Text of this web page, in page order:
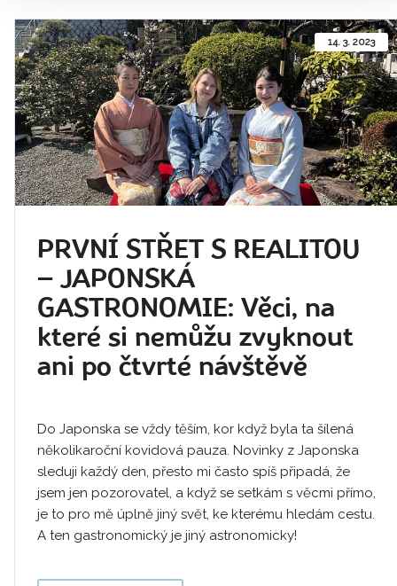
14. 3. 2023
PRVNÍ STŘET S REALITOU
– JAPONSKÁ
GASTRONOMIE: Věci, na
které si nemůžu zvyknout
ani po čtvrté návštěvě
Do Japonska se vždy těším, kor když byla ta šílená
několikaroční kovidová pauza. Novinky z Japonska
sleduji každý den, přesto mi často spíš připadá, že
jsem jen pozorovatel, a když se setkám s věcmi přímo,
je to pro mě úplně jiný svět, ke kterému hledám cestu.
A ten gastronomický je jiný astronomicky!